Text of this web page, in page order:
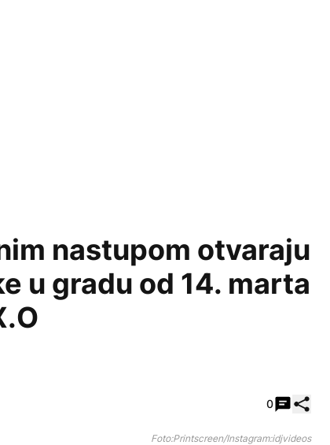
nastupom otvaraju
u gradu od 14. marta
0
Foto:Printscreen/Instagram:idjvideos